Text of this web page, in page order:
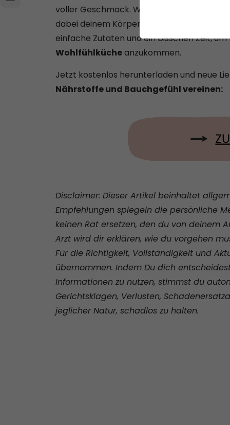
voller Geschmack. Wie schön wäre es,
dabei deinem Körper etwas richtig Gutes
einfache Zutaten und ein bisschen Zeit,
Wohlfühlkücheanzukommen.
Jetzt kostenlos herunterladen und neue
Nährstoffe und Bauchgefühl vereinen:
Disclaimer: Dieser Artikel beinhaltet
Empfehlungen spiegeln die persönliche
keinen Rat ersetzen, den du von deinem
Arzt wird dir erklären, wie du vorgehen
Für die Richtigkeit, Vollständigkeit und
übernommen. Indem Du dich
Informationen zu nutzen, stimmst du
Gerichtsklagen, Verlusten,
jeglicher Natur, schadlos zu halten.